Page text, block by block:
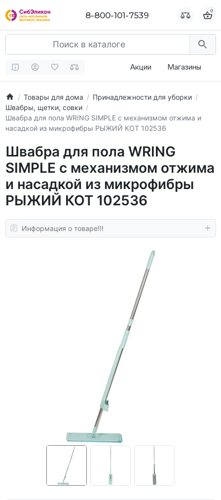
8-800-101-7539 0
Акции Магазины
Товары для дома
Принадлежности для уборки
Швабры, щетки, совки
Швабра для пола WRING SIMPLE с механизмом отжима и
насадкой из микрофибры РЫЖИЙ КОТ 102536
Швабра для пола WRING
SIMPLE с механизмом отжима
и насадкой из микрофибры
РЫЖИЙ КОТ 102536
Информация о товаре!!!
8-800-101-7539 0